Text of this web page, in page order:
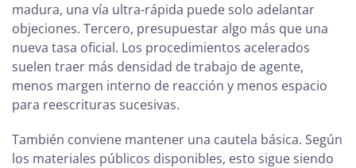
madura, una vía ultra-rápida puede solo adelantar
objeciones. Tercero, presupuestar algo más que una
nueva tasa oficial. Los procedimientos acelerados
suelen traer más densidad de trabajo de agente,
menos margen interno de reacción y menos espacio
para reescrituras sucesivas.
También conviene mantener una cautela básica. Según
los materiales públicos disponibles, esto sigue siendo